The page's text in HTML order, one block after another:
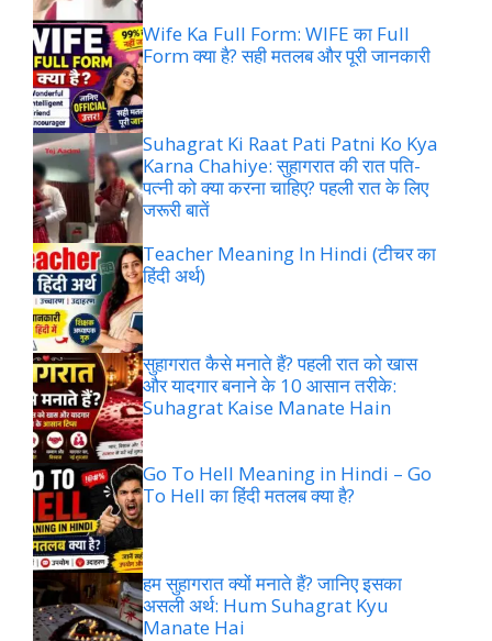
Wife Ka Full Form: WIFE का Full
Form क्या है? सही मतलब और पूरी जानकारी
Suhagrat Ki Raat Pati Patni Ko Kya
Karna Chahiye: सुहागरात की रात पति-
पत्नी को क्या करना चाहिए? पहली रात के लिए
जरूरी बातें
Teacher Meaning In Hindi (टीचर का
हिंदी अर्थ)
सुहागरात कैसे मनाते हैं? पहली रात को खास
और यादगार बनाने के 10 आसान तरीके:
Suhagrat Kaise Manate Hain
Go To Hell Meaning in Hindi – Go
To Hell का हिंदी मतलब क्या है?
हम सुहागरात क्यों मनाते हैं? जानिए इसका
असली अर्थ: Hum Suhagrat Kyu
Manate Hai